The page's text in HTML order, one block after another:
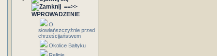
==>>
WPROWADZENIE
O
słowiańszczyźnie przed
chrześcijaństwem
Okolice Bałtyku